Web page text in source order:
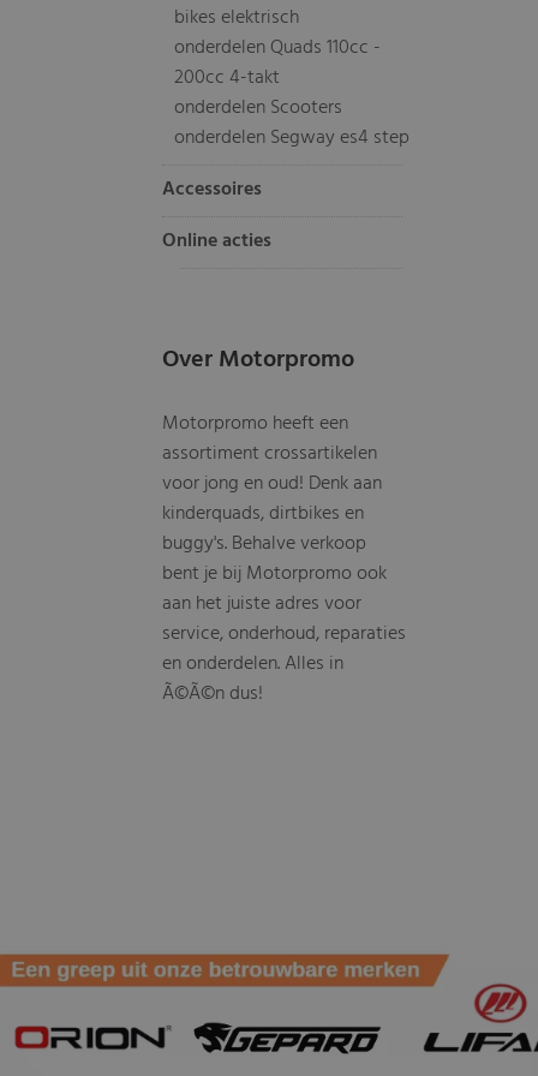
bikes elektrisch
onderdelen Quads 110cc -
200cc 4-takt
onderdelen Scooters
onderdelen Segway es4 step
Accessoires
Online acties
Over Motorpromo
Motorpromo heeft een
assortiment crossartikelen
voor jong en oud! Denk aan
kinderquads, dirtbikes en
buggy's. Behalve verkoop
bent je bij Motorpromo ook
aan het juiste adres voor
service, onderhoud, reparaties
en onderdelen. Alles in
Ã©Ã©n dus!